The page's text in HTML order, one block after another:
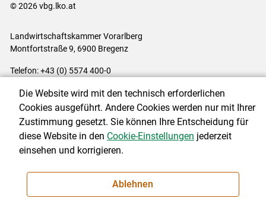
© 2026 vbg.lko.at
Landwirtschaftskammer Vorarlberg
Montfortstraße 9, 6900 Bregenz
Telefon: +43 (0) 5574 400-0
Impressum|Kontakt|Datenschutzerklärung|Barrierefreiheit|
Cookie-Einstellungen
NEWSLETTER
Die Website wird mit den technisch erforderlichen
Cookies ausgeführt. Andere Cookies werden nur mit Ihrer
Zustimmung gesetzt. Sie können Ihre Entscheidung für
diese Website in den Cookie-Einstellungen jederzeit
einsehen und korrigieren.
Ablehnen